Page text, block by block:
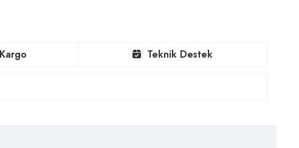
Teknik Destek